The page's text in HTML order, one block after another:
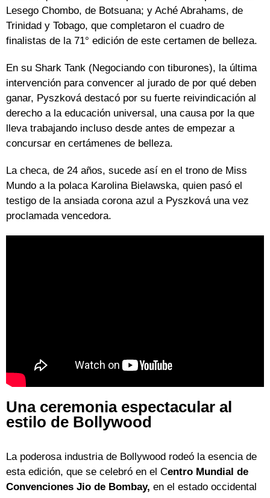
Lesego Chombo, de Botsuana; y Aché Abrahams, de
Trinidad y Tobago, que completaron el cuadro de
finalistas de la 71° edición de este certamen de belleza.
En su Shark Tank (Negociando con tiburones), la última
intervención para convencer al jurado de por qué deben
ganar, Pyszková destacó por su fuerte reivindicación al
derecho a la educación universal, una causa por la que
lleva trabajando incluso desde antes de empezar a
concursar en certámenes de belleza.
La checa, de 24 años, sucede así en el trono de Miss
Mundo a la polaca Karolina Bielawska, quien pasó el
testigo de la ansiada corona azul a Pyszková una vez
proclamada vencedora.
Una ceremonia espectacular al
estilo de Bollywood
La poderosa industria de Bollywood rodeó la esencia de
esta edición, que se celebró en el Centro Mundial de
Convenciones Jio de Bombay, en el estado occidental